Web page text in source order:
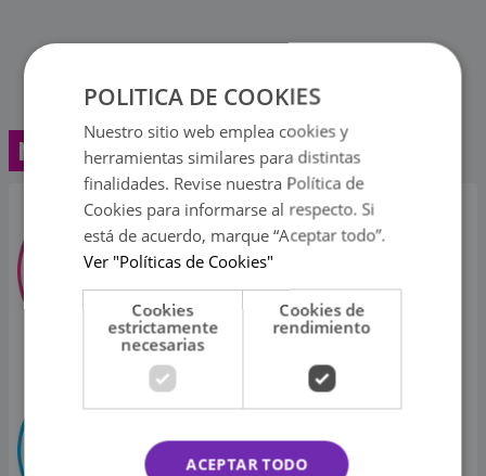
Nuestras radios
Ritmo Romántica
POLITICA DE COOKIES
Nuestro sitio web emplea cookies y
herramientas similares para distintas
finalidades. Revise nuestra Política de
Cookies para informarse al respecto. Si
está de acuerdo, marque “Aceptar todo”.
Ver "Políticas de Cookies"
Cookies
estrictamente
necesarias
Cookies de
rendimiento
ACEPTAR TODO